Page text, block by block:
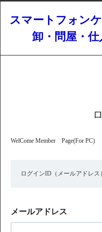
スマートフォン
卸・問屋・
WelCome Member Page(For PC)
ログインID（メールアドレス
メールアドレス